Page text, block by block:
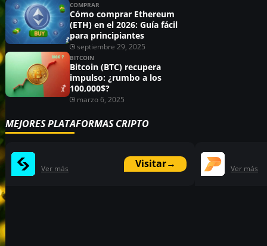
COMPRAR
Cómo comprar Ethereum
(ETH) en el 2026: Guía fácil
para principiantes
septiembre 29, 2025
BITCOIN
Bitcoin (BTC) recupera
impulso: ¿rumbo a los
100,000$?
marzo 6, 2025
MEJORES PLATAFORMAS CRIPTO
Visitar→
Ver más Ver más